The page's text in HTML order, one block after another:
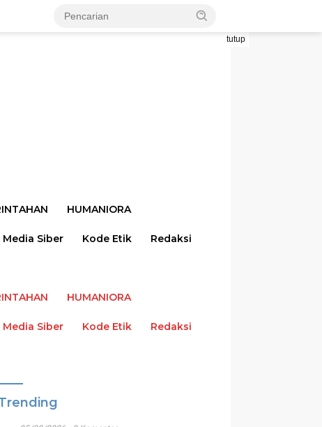
tutup
HUMANIORA
Siber Kode Etik Redaksi
HUMANIORA
Siber Kode Etik Redaksi